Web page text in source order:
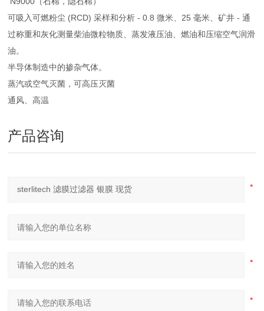
可吸入可燃粉尘 (RCD) 采样和分析 - 0.8 微米、25 毫米、矿井 - 通
过称重和灰化测量柴油微粒物质、蒸发液压油、燃油和压缩空气润滑
油。
半导体制造中的掺杂气体。
蒸汽或空气灭菌，可高压灭菌
通风、高温
产品咨询